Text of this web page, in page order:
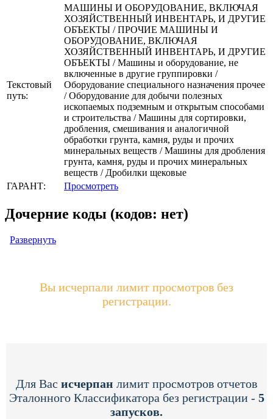
Текстовый
путь:
МАШИНЫ И ОБОРУДОВАНИЕ, ВКЛЮЧАЯ
ХОЗЯЙСТВЕННЫЙ ИНВЕНТАРЬ, И ДРУГИЕ
ОБЪЕКТЫ / ПРОЧИЕ МАШИНЫ И
ОБОРУДОВАНИЕ, ВКЛЮЧАЯ
ХОЗЯЙСТВЕННЫЙ ИНВЕНТАРЬ, И ДРУГИЕ
ОБЪЕКТЫ / Машины и оборудование, не
включенные в другие группировки /
Оборудование специального назначения прочее
/ Оборудование для добычи полезных
ископаемых подземным и открытым способами
и строительства / Машины для сортировки,
дробления, смешивания и аналогичной
обработки грунта, камня, руды и прочих
минеральных веществ / Машины для дробления
грунта, камня, руды и прочих минеральных
веществ / Дробилки щековые
ГАРАНТ:
Просмотреть
Дочерние коды (кодов: нет)
Развернуть
Вы исчерпали лимит просмотров без
регистрации.
Для Вас исчерпан лимит просмотров отчетов
Эталонного Классификатора без регистрации - 5
запусков.